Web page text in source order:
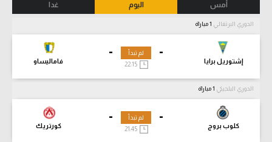
أمس اليوم غدا
الدوري البرتغالي
-
إشتوريل برايا
-
فاماليساو
لم تبدأ
22:15
الدوري البلجيكي
-
كلوب بروج
-
كورتريك
لم تبدأ
21:45